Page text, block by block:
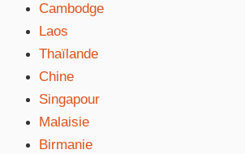
Cambodge
Laos
Thaïlande
Chine
Singapour
Malaisie
Birmanie